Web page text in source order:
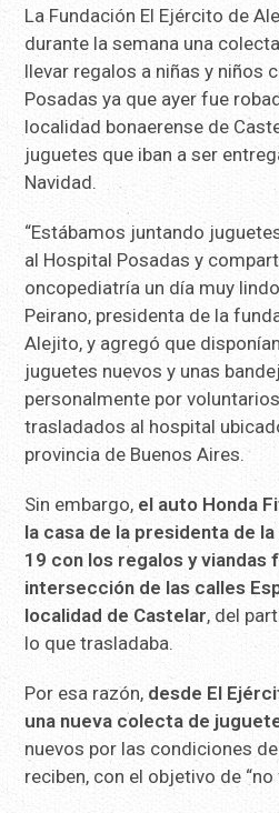
La Fundación El Ejército de
durante la semana una
llevar regalos a niñas y niños
Posadas ya que ayer fue
localidad bonaerense de
juguetes que iban a ser
Navidad.
“Estábamos juntando
al Hospital Posadas y
oncopediatría un día muy
Peirano, presidenta de la
Alejito, y agregó que
juguetes nuevos y unas
personalmente por
trasladados al hospital
provincia de Buenos Aires.
Sin embargo, el auto Honda
la casa de la presidenta de
19 con los regalos y viandas
intersección de las calles
localidad de Castelar, del
lo que trasladaba.
Por esa razón, desde El
una nueva colecta de
nuevos por las condiciones
reciben, con el objetivo de